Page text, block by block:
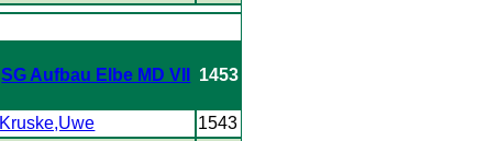
SG Aufbau Elbe MD VII 1453
Kruske,Uwe
1543